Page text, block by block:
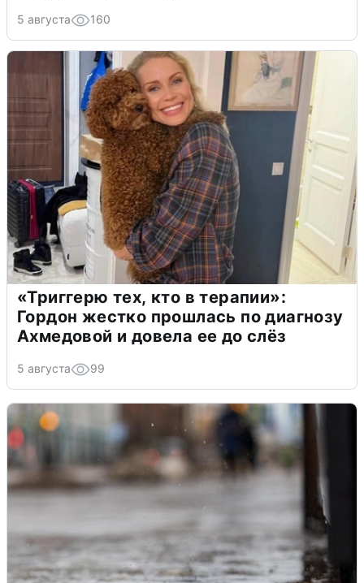
5 августа 160
«Триггерю тех, кто в терапии»:
Гордон жестко прошлась по диагнозу
Ахмедовой и довела ее до слёз
5 августа 99